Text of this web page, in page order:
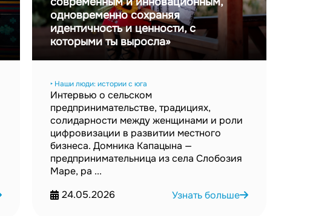
одновременно сохраняя
идентичность и ценности, с
которыми ты выросла»
‣ Наши люди: истории с юга
Интервью о сельском
предпринимательстве, традициях,
солидарности между женщинами и роли
цифровизации в развитии местного
бизнеса. Домника Капацына —
предпринимательница из села Слобозия
Маре, ра ...
24.05.2026
Узнать больше